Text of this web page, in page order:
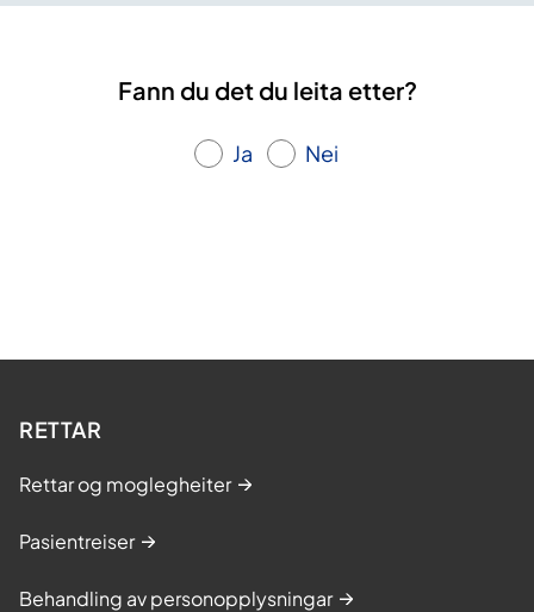
Fann du det du leita etter?
Ja Nei
RETTAR
Rettar og moglegheiter
Pasientreiser
Behandling av personopplysningar